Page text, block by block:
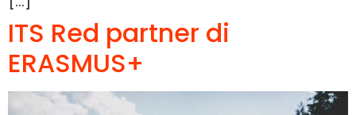
ITS Red partner di
ERASMUS+